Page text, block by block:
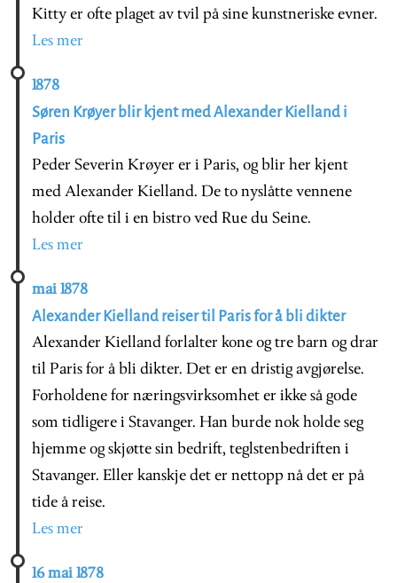
Kitty er ofte plaget av tvil på sine kunstneriske evner.
Les mer
1878
Søren Krøyer blir kjent med Alexander Kielland i
Paris
Peder Severin Krøyer er i Paris, og blir her kjent
med Alexander Kielland. De to nyslåtte vennene
holder ofte til i en bistro ved Rue du Seine.
Les mer
mai 1878
Alexander Kielland reiser til Paris for å bli dikter
Alexander Kielland forlalter kone og tre barn og drar
til Paris for å bli dikter. Det er en dristig avgjørelse.
Forholdene for næringsvirksomhet er ikke så gode
som tidligere i Stavanger. Han burde nok holde seg
hjemme og skjøtte sin bedrift, teglstenbedriften i
Stavanger. Eller kanskje det er nettopp nå det er på
tide å reise.
Les mer
16 mai 1878